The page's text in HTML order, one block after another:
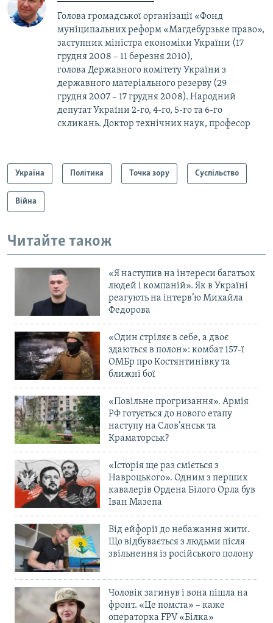
Голова громадської організації «Фонд
муніципальних реформ «Магдебурзьке право»,
заступник міністра економіки України (17
грудня 2008 – 11 березня 2010),
голова Державного комітету України з
державного матеріального резерву (29
грудня 2007 – 17 грудня 2008). Народний
депутат України 2-го, 4-го, 5-го та 6-го
скликань. Доктор технічних наук, професор
Україна Політика Точка зору Суспільство
Війна
Читайте також
«Я наступив на інтереси багатьох
людей і компаній». Як в Україні
реагують на інтерв’ю Михайла
Федорова
«Один стріляє в себе, а двоє
здаються в полон»: комбат 157-ї
ОМБр про Костянтинівку та
ближні бої
«Повільне прогризання». Армія
РФ готується до нового етапу
наступу на Слов’янськ та
Краматорськ?
«Історія ще раз сміється з
Навроцького». Одним з перших
кавалерів Ордена Білого Орла був
Іван Мазепа
Від ейфорії до небажання жити.
Що відбувається з людьми після
звільнення із російського полону
Чоловік загинув і вона пішла на
фронт. «Це помста» – каже
операторка FPV «Білка»